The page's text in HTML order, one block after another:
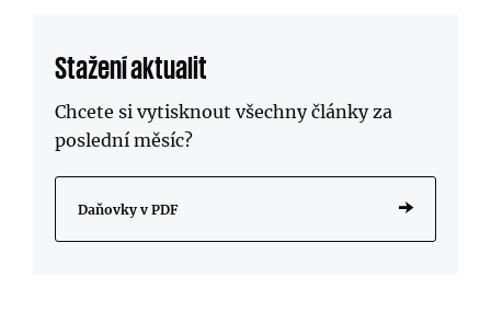
Stažení aktualit
Chcete si vytisknout všechny články za
poslední měsíc?
Daňovky v PDF